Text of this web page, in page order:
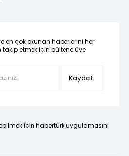
en çok okunan haberlerini her
etmek için bültene üye
Kaydet
için habertürk uygulamasını